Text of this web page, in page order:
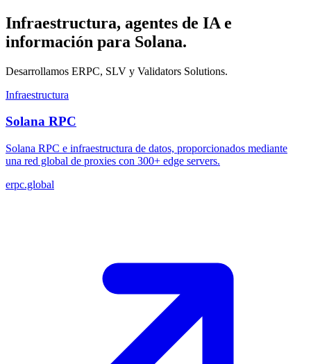
Infraestructura, agentes de IA e
información para Solana.
Desarrollamos ERPC, SLV y Validators Solutions.
Infraestructura
Solana RPC
Solana RPC e infraestructura de datos, proporcionados mediante
una red global de proxies con 300+ edge servers.
erpc.global